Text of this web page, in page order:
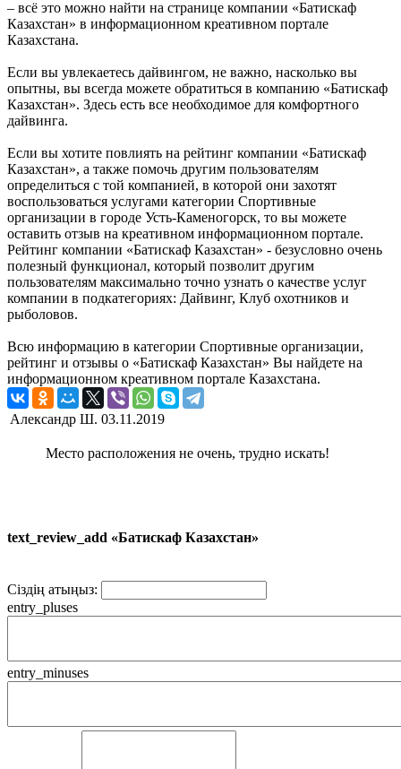
– всё это можно найти на странице компании «Батискаф
Казахстан» в информационном креативном портале
Казахстана.
Если вы увлекаетесь дайвингом, не важно, насколько вы
опытны, вы всегда можете обратиться в компанию «Батискаф
Казахстан». Здесь есть все необходимое для комфортного
дайвинга.
Если вы хотите повлиять на рейтинг компании «Батискаф
Казахстан», а также помочь другим пользователям
определиться с той компанией, в которой они захотят
воспользоваться услугами категории Спортивные
организации в городе Усть-Каменогорск, то вы можете
оставить отзыв на креативном информационном портале.
Рейтинг компании «Батискаф Казахстан» - безусловно очень
полезный функционал, который позволит другим
пользователям максимально точно узнать о качестве услуг
компании в подкатегориях: Дайвинг, Клуб охотников и
рыболовов.
Всю информацию в категории Спортивные организации,
рейтинг и отзывы о «Батискаф Казахстан» Вы найдете на
информационном креативном портале Казахстана.
Александр Ш. 03.11.2019
Место расположения не очень, трудно искать!
text_review_add «Батискаф Казахстан»
Сіздің атыңыз:
entry_pluses
entry_minuses